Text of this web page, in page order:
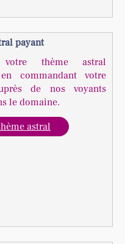
payant
votre thème astral
commandant votre
de nos voyants
le domaine.
astral